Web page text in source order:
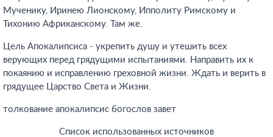
Мученику, Иринею Лионскому, Ипполиту Римскому и
Тихонию Африканскому. Там же.
Цель Апокалипсиса - укрепить душу и утешить всех
верующих перед грядущими испытаниями. Направить их к
покаянию и исправлению греховной жизни. Ждать и верить в
грядущее Царство Света и Жизни.
толкование апокалипсис богослов завет
Список использованных источников